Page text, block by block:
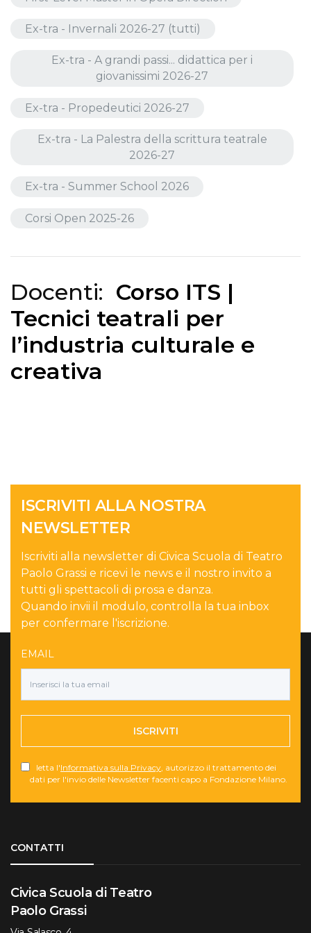
Ex-tra - Invernali 2026-27 (tutti)
Ex-tra - A grandi passi... didattica per i
giovanissimi 2026-27
Ex-tra - Propedeutici 2026-27
Ex-tra - La Palestra della scrittura teatrale
2026-27
Ex-tra - Summer School 2026
Corsi Open 2025-26
Docenti: Corso ITS |
Tecnici teatrali per
l’industria culturale e
creativa
ISCRIVITI ALLA NOSTRA
NEWSLETTER
Iscriviti alla newsletter di Civica Scuola di Teatro
Paolo Grassi e ricevi le news e il nostro invito a
tutti gli spettacoli di prosa e danza.
Quando invii il modulo, controlla la tua inbox
per confermare l'iscrizione.
EMAIL
ISCRIVITI
letta l'Informativa sulla Privacy , autorizzo il trattamento dei
dati per l'invio delle Newsletter facenti capo a Fondazione Milano.
CONTATTI
Civica Scuola di Teatro
Paolo Grassi